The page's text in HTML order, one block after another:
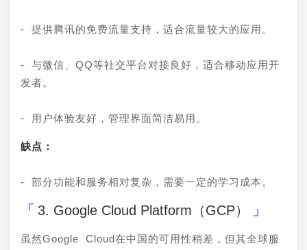
- 提供腾讯的免费流量支持，适合流量较大的应用。
- 与微信、QQ等社交平台对接良好，适合移动应用开
发者。
- 用户体验友好，管理界面简洁易用。
缺点：
- 部分功能和服务相对复杂，需要一定的学习成本。
3. Google Cloud Platform（GCP）
虽然Google Cloud在中国的可用性稍差，但其全球服